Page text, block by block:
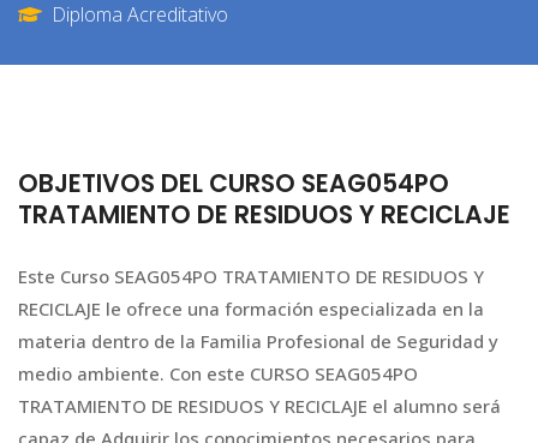
Diploma Acreditativo
OBJETIVOS DEL CURSO SEAG054PO
TRATAMIENTO DE RESIDUOS Y RECICLAJE
Este Curso SEAG054PO TRATAMIENTO DE RESIDUOS Y
RECICLAJE le ofrece una formación especializada en la
materia dentro de la Familia Profesional de Seguridad y
medio ambiente. Con este CURSO SEAG054PO
TRATAMIENTO DE RESIDUOS Y RECICLAJE el alumno será